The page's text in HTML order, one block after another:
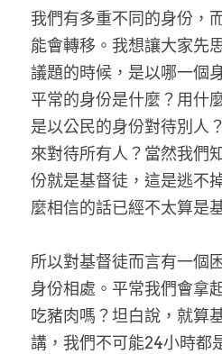
我們有多重不同的身份，
能會轉移。我想讓大家先
議題的時候，是以哪一個
平常的身份是什麼？用什
是以公民的身份對待別人
來對待所有人？當然我們
份就是基督徒，這是逃不
麼相信的話已經不太算是
所以對基督徒而言有一個
身份相處。平常我們會拿
吃豬肉嗎？坦白說，就算
講，我們不可能24小時都